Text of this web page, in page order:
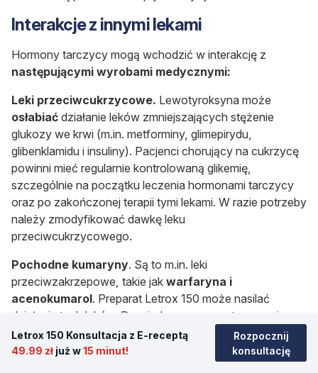
Letrox 150 Konsultacja z E-receptą
49.99 zł już w15 minut!
Rozpocznij
konsultację
Interakcje z innymi lekami
Hormony tarczycy mogą wchodzić w interakcję z
następującymi wyrobami medycznymi:
Leki przeciwcukrzycowe. Lewotyroksyna może
osłabiać działanie leków zmniejszających stężenie
glukozy we krwi (m.in. metforminy, glimepirydu,
glibenklamidu i insuliny). Pacjenci chorujący na cukrzycę
powinni mieć regularnie kontrolowaną glikemię,
szczególnie na początku leczenia hormonami tarczycy
oraz po zakończonej terapii tymi lekami. W razie potrzeby
należy zmodyfikować dawkę leku
przeciwcukrzycowego.
Pochodne kumaryny. Są to m.in. leki
przeciwzakrzepowe, takie jak warfaryna i
acenokumarol. Preparat Letrox 150 może nasilać
działanie tych leków. Przy jednoczesnym stosowaniu
obydwu leków, zaleca sięregularne kontrolowanie
parametrów krzepnięcia krwi
i w razie potrzeby
zmienić dawkę leku przeciwzakrzepowego.